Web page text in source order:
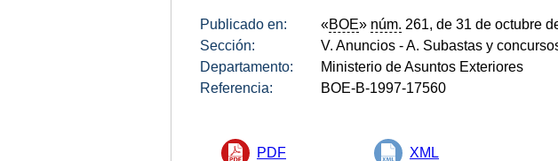
Publicado en: «BOE» núm. 261, de 31 de octubre
Sección:
V. Anuncios - A. Subastas y
Departamento:
Ministerio de Asuntos Exteriores
Referencia:
BOE-B-1997-17560
PDF XML